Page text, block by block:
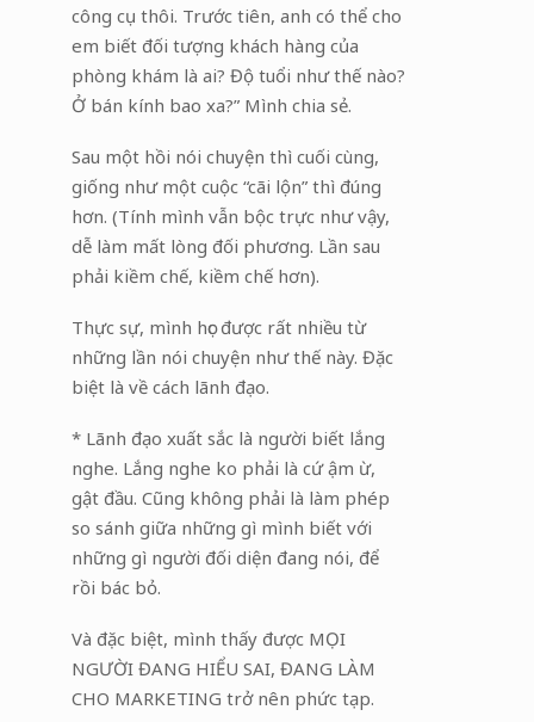
công cụ thôi. Trước tiên, anh có thể cho
em biết đối tượng khách hàng của
phòng khám là ai? Độ tuổi như thế nào?
Ở bán kính bao xa?” Mình chia sẻ.
Sau một hồi nói chuyện thì cuối cùng,
giống như một cuộc “cãi lộn” thì đúng
hơn. (Tính mình vẫn bộc trực như vậy,
dễ làm mất lòng đối phương. Lần sau
phải kiềm chế, kiềm chế hơn).
Thực sự, mình học được rất nhiều từ
những lần nói chuyện như thế này. Đặc
biệt là về cách lãnh đạo.
* Lãnh đạo xuất sắc là người biết lắng
nghe. Lắng nghe ko phải là cứ ậm ừ,
gật đầu. Cũng không phải là làm phép
so sánh giữa những gì mình biết với
những gì người đối diện đang nói, để
rồi bác bỏ.
Và đặc biệt, mình thấy được MỌI
NGƯỜI ĐANG HIỂU SAI, ĐANG LÀM
CHO MARKETING trở nên phức tạp.